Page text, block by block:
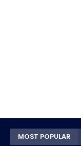
MOST POPULAR